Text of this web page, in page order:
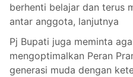
berhenti belajar dan terus
antar anggota, lanjutnya
Pj Bupati juga meminta
mengoptimalkan Peran
generasi muda dengan